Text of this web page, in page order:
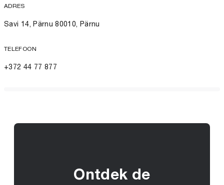
ADRES
Savi 14, Pärnu 80010, Pärnu
TELEFOON
+372 44 77 877
Ontdek de